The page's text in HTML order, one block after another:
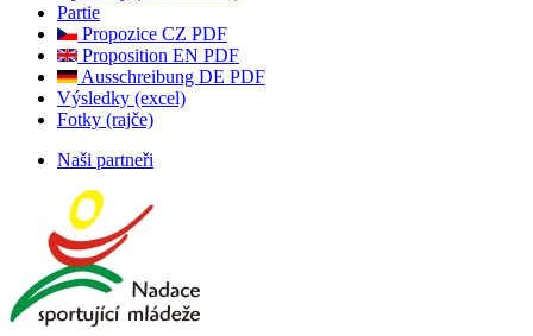
Partie
Propozice CZ PDF
Proposition EN PDF
Ausschreibung DE PDF
Výsledky (excel)
Fotky (rajče)
Naši partneři